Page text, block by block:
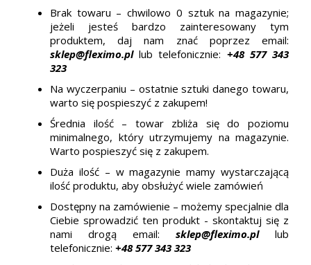
Brak towaru – chwilowo 0 sztuk na magazynie;
jeżeli jesteś bardzo zainteresowany tym
produktem, daj nam znać poprzez email:
sklep@fleximo.pllub telefonicznie: +48 577 343
323
Na wyczerpaniu – ostatnie sztuki danego towaru,
warto się pospieszyć z zakupem!
Średnia ilość – towar zbliża się do poziomu
minimalnego, który utrzymujemy na magazynie.
Warto pospieszyć się z zakupem.
Duża ilość – w magazynie mamy wystarczającą
ilość produktu, aby obsłużyć wiele zamówień
Dostępny na zamówienie – możemy specjalnie dla
Ciebie sprowadzić ten produkt - skontaktuj się z
nami drogą email: sklep@fleximo.pllub
telefonicznie: +48 577 343 323